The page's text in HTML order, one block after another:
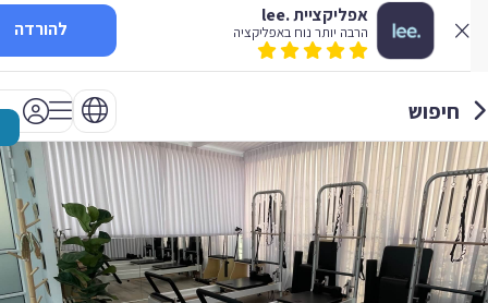
אפליקציית .lee
הרבה יותר נוח באפליקציה להורדה
חיפוש